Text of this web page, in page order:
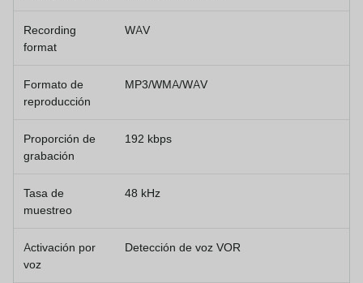
Recording
format
WAV
Formato de
reproducción
MP3/WMA/WAV
Proporción de
grabación
192 kbps
Tasa de
muestreo
48 kHz
Activación por
voz
Detección de voz VOR